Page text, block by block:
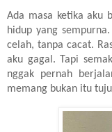
Ada masa ketika aku
hidup yang
celah, tanpa cacat.
aku gagal. Tapi
nggak pernah
memang bukan itu